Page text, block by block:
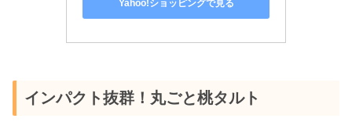
Yahoo!ショッピングで見る
インパクト抜群！丸ごと桃タルト